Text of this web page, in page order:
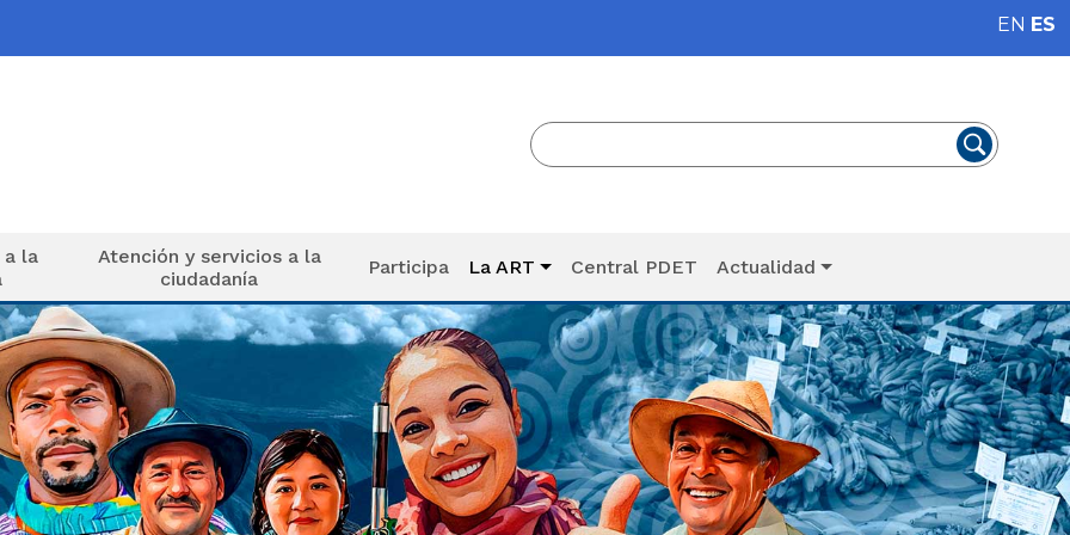
EN ES
a la
Atención y servicios a la
ciudadanía
Participa La ART Central PDET Actualidad